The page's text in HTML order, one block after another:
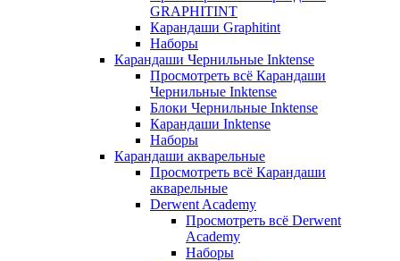
GRAPHITINT
Карандаши Graphitint
Наборы
Карандаши Чернильные Inktense
Просмотреть всё Карандаши
Чернильные Inktense
Блоки Чернильные Inktense
Карандаши Inktense
Наборы
Карандаши акварельные
Просмотреть всё Карандаши
акварельные
Derwent Academy
Просмотреть всё Derwent
Academy
Наборы